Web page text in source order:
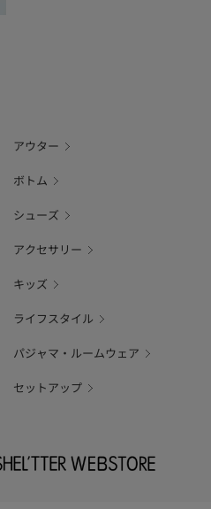
アウター
ボトム
シューズ
アクセサリー
キッズ
ライフスタイル
パジャマ・ルームウェア
セットアップ